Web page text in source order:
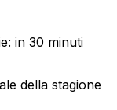
in 30 minuti
della stagione